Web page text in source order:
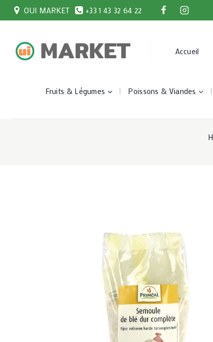
OUI MARKET +33 1 43 32 64 22
Accueil
Fruits & Légumes Poissons & Viandes